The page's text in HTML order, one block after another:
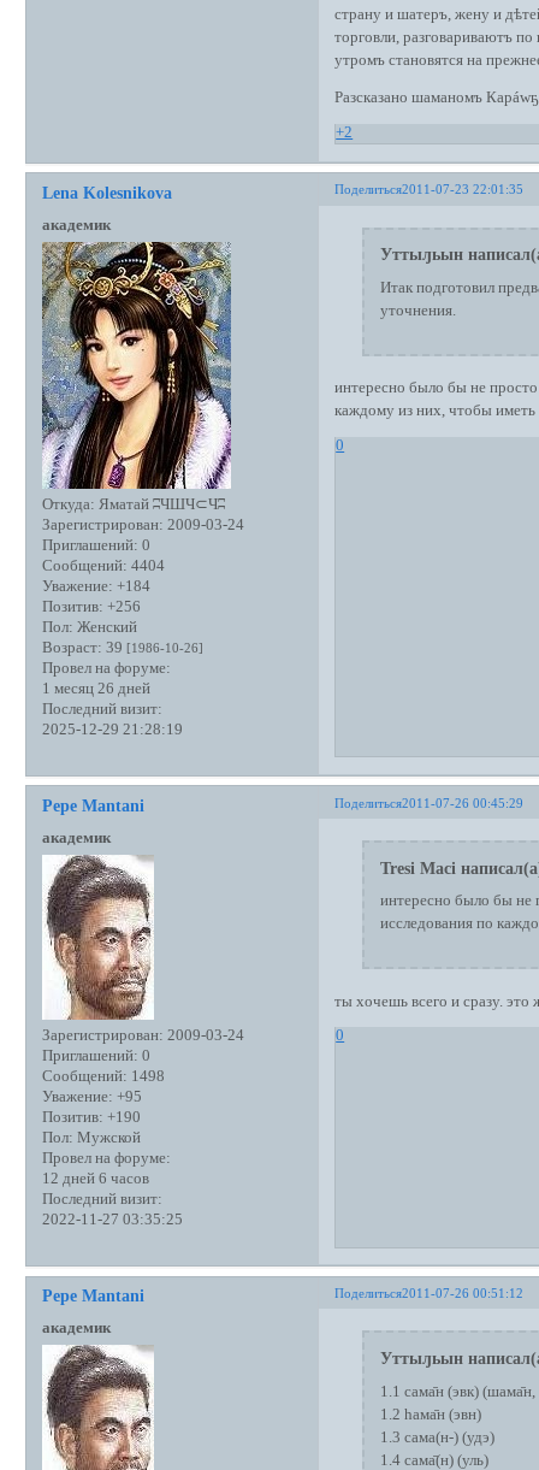
страну и шатеръ, жену и
торговли, разговариваютъ
утромъ становятся на
Разсказано шаманомъ
+2
Поделиться2011-07-23 22:01:35
Lena Kolesnikova
академик
Откуда: Яматай ʭЧШЧ⊂Чʭ
Зарегистрирован: 2009-03-24
Приглашений: 0
Сообщений: 4404
Уважение: +184
Позитив: +256
Пол: Женский
Возраст: 39 [1986-10-26]
Провел на форуме:
1 месяц 26 дней
Последний визит:
2025-12-29 21:28:19
Уттыԓьын
Итак подготовил
уточнения.
интересно было бы не просто
каждому из них, чтобы иметь
0
Поделиться2011-07-26 00:45:29
Pepe Mantani
академик
Зарегистрирован: 2009-03-24
Приглашений: 0
Сообщений: 1498
Уважение: +95
Позитив: +190
Пол: Мужской
Провел на форуме:
12 дней 6 часов
Последний визит:
2022-11-27 03:35:25
Tresi Maci
интересно было бы не
исследования по
ты хочешь всего и сразу. это
0
Поделиться2011-07-26 00:51:12
Pepe Mantani
академик
Уттыԓьын
1.1 сама̄н (эвк) (шама̄н,
1.2 һама̄н (эвн)
1.3 сама(н-) (удэ)
1.4 сама̄(н) (уль)